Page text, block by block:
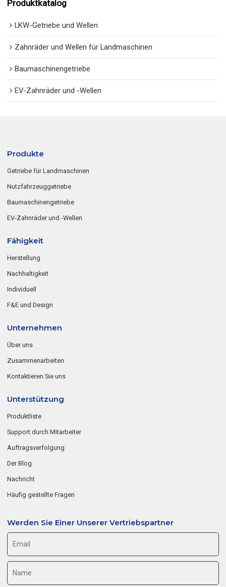
Produktkatalog
LKW-Getriebe und Wellen
Zahnräder und Wellen für Landmaschinen
Baumaschinengetriebe
EV-Zahnräder und -Wellen
Produkte
Getriebe für Landmaschinen
Nutzfahrzeuggetriebe
Baumaschinengetriebe
EV-Zahnräder und -Wellen
Fähigkeit
Herstellung
Nachhaltigkeit
Individuell
F&E und Design
Unternehmen
Über uns
Zusammenarbeiten
Kontaktieren Sie uns
Unterstützung
Produktliste
Support durch Mitarbeiter
Auftragsverfolgung
Der Blog
Nachricht
Häufig gestellte Fragen
Werden Sie Einer Unserer Vertriebspartner